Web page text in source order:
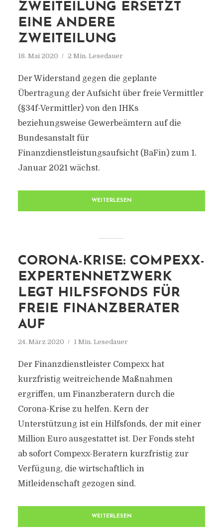
ZWEITEILUNG ERSETZT
EINE ANDERE
ZWEITEILUNG
18. Mai 2020 2 Min. Lesedauer
Der Widerstand gegen die geplante
Übertragung der Aufsicht über freie Vermittler
(§34f-Vermittler) von den IHKs
beziehungsweise Gewerbeämtern auf die
Bundesanstalt für
Finanzdienstleistungsaufsicht (BaFin) zum 1.
Januar 2021 wächst.
WEITERLESEN
CORONA-KRISE: COMPEXX-
EXPERTENNETZWERK
LEGT HILFSFONDS FÜR
FREIE FINANZBERATER
AUF
24. März 2020 1 Min. Lesedauer
Der Finanzdienstleister Compexx hat
kurzfristig weitreichende Maßnahmen
ergriffen, um Finanzberatern durch die
Corona-Krise zu helfen. Kern der
Unterstützung ist ein Hilfsfonds, der mit einer
Million Euro ausgestattet ist. Der Fonds steht
ab sofort Compexx-Beratern kurzfristig zur
Verfügung, die wirtschaftlich in
Mitleidenschaft gezogen sind.
WEITERLESEN